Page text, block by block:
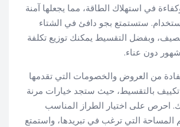
في استهلاك الطاقة، مما يجعلها آمنة
ستستمتع بجو دافئ في الشتاء
وبفضل التقسيط يمكنك توزيع تكلفة
دون عناء.
من العروض والخصومات التي تقدمها
بالتقسيط، حيث ستجد خيارات مرنة
احرص على اختيار الطراز المناسب
المساحة التي ترغب في تبريدها، واستمتع